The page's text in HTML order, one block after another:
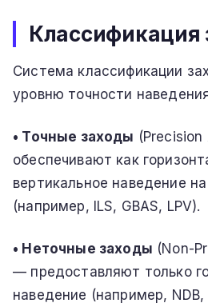
Классификация
Система классификации
уровню точности
• Точные заходы
обеспечивают как
вертикальное наведение
(например, ILS, GBAS, LPV).
• Неточные заходы (Non-
— предоставляют только
наведение (например, NDB,